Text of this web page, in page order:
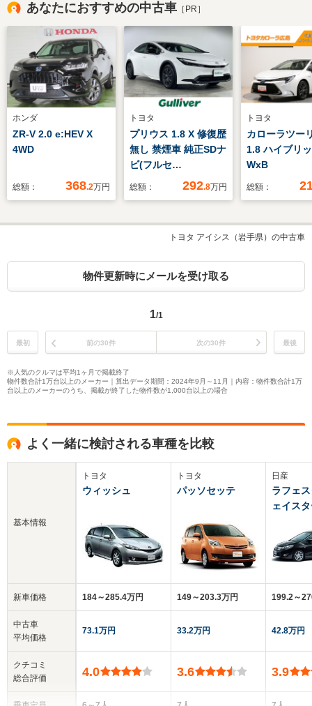
あなたにおすすめの中古車 ［PR］
ホンダ
ZR-V 2.0 e:HEV X
4WD
総額： 368.2万円
トヨタ
プリウス 1.8 X 修復歴
無し 禁煙車 純正SDナ
ビ(フルセ
グ/CD/DVD/BT )バッ
ーセンサー オートハ
イビーム ブレーキホ
社外フロアマット 衝
総額： 292.8万円
トヨタ
カローラツー
1.8 ハイブリ
WxB
総額：
トヨタ アイシス（岩手県）の中古車
物件更新時にメールを受け取る
1/1
最初 前の30件 次の30件 最後
※人気のクルマは平均1ヶ月で掲載終了
物件数合計1万台以上のメーカー｜算出データ期間：2024年9月～11月｜内容：物件数合計1万
台以上のメーカーのうち、掲載が終了した物件数が1,000台以上の場合
よく一緒に検討される車種を比較
基本情報
新車価格
中古車
平均価格
クチコミ
総合評価
トヨタ
ウィッシュ
184～285.4万円
73.1万円
4.0
トヨタ
パッソセッテ
149～203.3万円
33.2万円
3.6
日産
ラフェ
ェイス
199.2～
42.8万円
3.9